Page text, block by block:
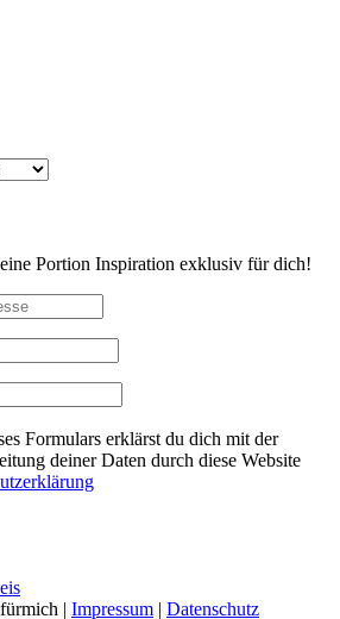
eine Portion Inspiration exklusiv für dich!
Formulars erklärst du dich mit der
deiner Daten durch diese Website
| Impressum | Datenschutz